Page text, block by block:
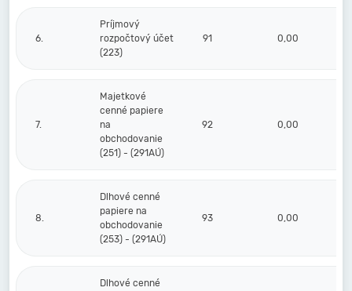
6.
Príjmový
rozpočtový účet
(223)
91 0,00
7.
Majetkové
cenné papiere
na
obchodovanie
(251) - (291AÚ)
92 0,00
8.
Dlhové cenné
papiere na
obchodovanie
(253) - (291AÚ)
93 0,00
Dlhové cenné